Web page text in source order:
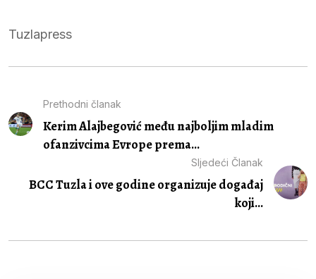
Tuzlapress
Prethodni članak
Kerim Alajbegović među najboljim mladim
ofanzivcima Evrope prema...
Sljedeći Članak
BCC Tuzla i ove godine organizuje događaj
koji...